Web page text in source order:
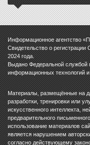
Информационное агентство
Свидетельство о
2024 года.
Выдано Федеральной службой
информационных технологий
Материалы, размещённые на
разработки, тренировки или
искусственного интеллекта,
предварительного
использование материалов
является нарушением
согласно действующему